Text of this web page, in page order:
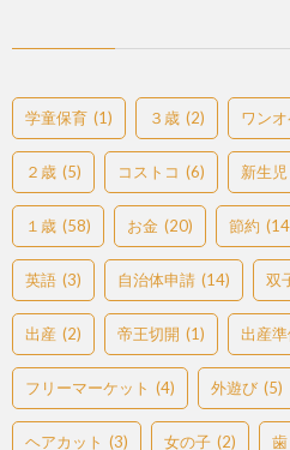
学童保育 (1) ３歳 (2) ワン
２歳 (5) コストコ (6) 新生児
１歳 (58) お金 (20) 節約
英語 (3) 自治体申請 (14) 双
出産 (2) 帝王切開 (1) 出産
フリーマーケット (4) 外遊び (5)
ヘアカット (3) 女の子 (2) 歯